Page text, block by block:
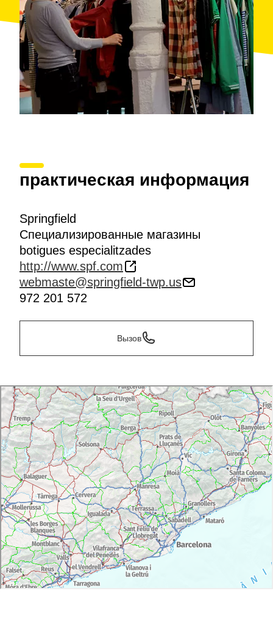
практическая информация
Springfield
Специализированные магазины
botigues especialitzades
http://www.spf.com
webmaste@springfield-twp.us
972 201 572
Вызов